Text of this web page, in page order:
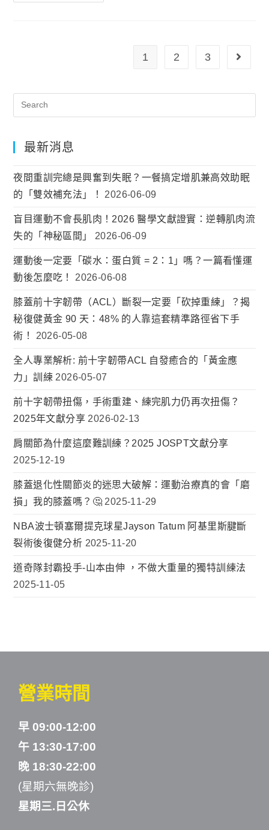
1 2 3
最新消息
夜間重訓完總是興奮到失眠？一餐搞定增肌兼高效助眠
的「雙效補充法」！
2026-06-09
盲目運動不會長肌肉！2026 醫學文獻證實：逆轉肌肉流
失的「神秘區間」
2026-06-09
運動後一定要「碳水：蛋白質 = 2：1」嗎？一篇看懂運
動後怎麼吃！
2026-06-08
膝蓋前十字韌帶（ACL）斷裂一定要「砍掉重練」？揭
秘復健黃金 90 天：48% 的人靠這套精準路徑省下手
術！
2026-05-08
全人專業解析: 前十字韌帶ACL 自發癒合的「黃金應
力」訓練 2026-05-07
前十字韌帶扭傷，手術重建、練完肌力仍再次扭傷？
2025年文獻分享 2026-02-13
肩關節為什麼這麼難訓練？2025 JOSPT文獻分享
2025-12-19
膝蓋退化性關節炎的迷思大破解：運動治療真的會「磨
損」我的膝蓋嗎？🤔 2025-11-29
NBA波士頓塞爾提克球星Jayson Tatum 阿基里斯腱斷
裂術後復健分析 2025-11-20
道奇隊封霸投手-山本由伸 ，不做大重量的獨特訓練法
2025-11-05
營業時間
早 09:00-12:00
午 13:30-17:00
晚 18:30-22:00
(星期六無晚診)
星期三.日公休